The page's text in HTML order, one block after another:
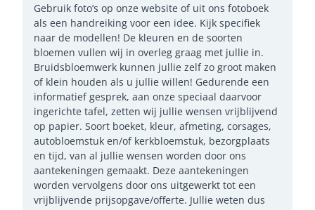
Gebruik foto’s op onze website of uit ons fotoboek
als een handreiking voor een idee. Kijk specifiek
naar de modellen! De kleuren en de soorten
bloemen vullen wij in overleg graag met jullie in.
Bruidsbloemwerk kunnen jullie zelf zo groot maken
of klein houden als u jullie willen! Gedurende een
informatief gesprek, aan onze speciaal daarvoor
ingerichte tafel, zetten wij jullie wensen vrijblijvend
op papier. Soort boeket, kleur, afmeting, corsages,
autobloemstuk en/of kerkbloemstuk, bezorgplaats
en tijd, van al jullie wensen worden door ons
aantekeningen gemaakt. Deze aantekeningen
worden vervolgens door ons uitgewerkt tot een
vrijblijvende prijsopgave/offerte. Jullie weten dus